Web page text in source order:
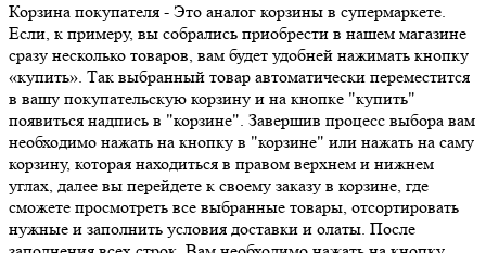
Корзина покупателя - Это аналог корзины в супермаркете.
Если, к примеру, вы собрались приобрести в нашем магазине
сразу несколько товаров, вам будет удобней нажимать кнопку
«купить». Так выбранный товар автоматически переместится
в вашу покупательскую корзину и на кнопке "купить"
появиться надпись в "корзине". Завершив процесс выбора вам
необходимо нажать на кнопку в "корзине" или нажать на саму
корзину, которая находиться в правом верхнем и нижнем
углах, далее вы перейдете к своему заказу в корзине, где
сможете просмотреть все выбранные товары, отсортировать
нужные и заполнить условия доставки и олаты. После